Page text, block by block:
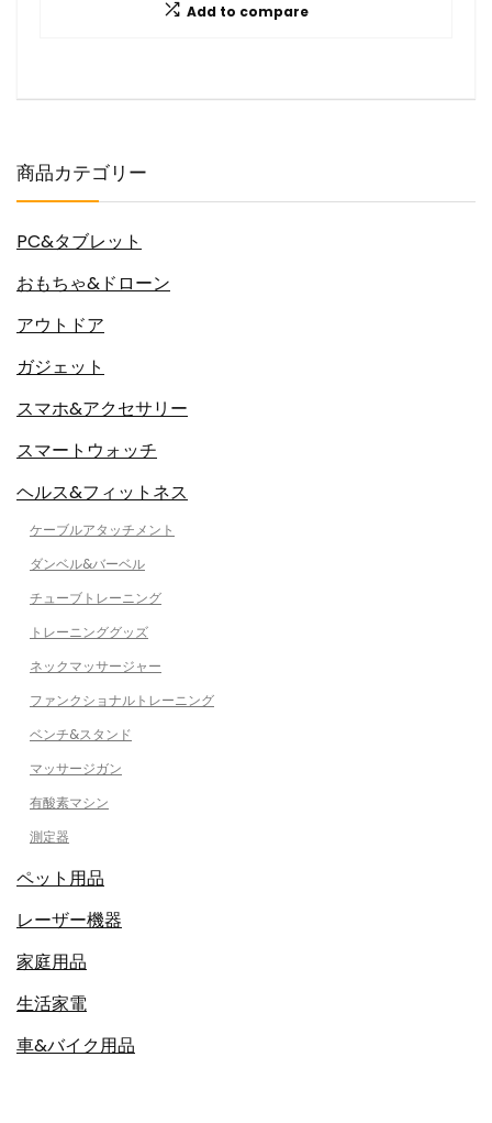
Add to compare
商品カテゴリー
PC&タブレット
おもちゃ&ドローン
アウトドア
ガジェット
スマホ&アクセサリー
スマートウォッチ
ヘルス&フィットネス
ケーブルアタッチメント
ダンベル&バーベル
チューブトレーニング
トレーニンググッズ
ネックマッサージャー
ファンクショナルトレーニング
ベンチ&スタンド
マッサージガン
有酸素マシン
測定器
ペット用品
レーザー機器
家庭用品
生活家電
車&バイク用品